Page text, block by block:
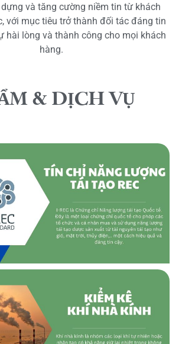
và tăng cường niềm tin từ khách
với mục tiêu trở thành đối tác đáng tin
hài lòng và thành công cho mọi khách
hàng.
& DỊCH VỤ